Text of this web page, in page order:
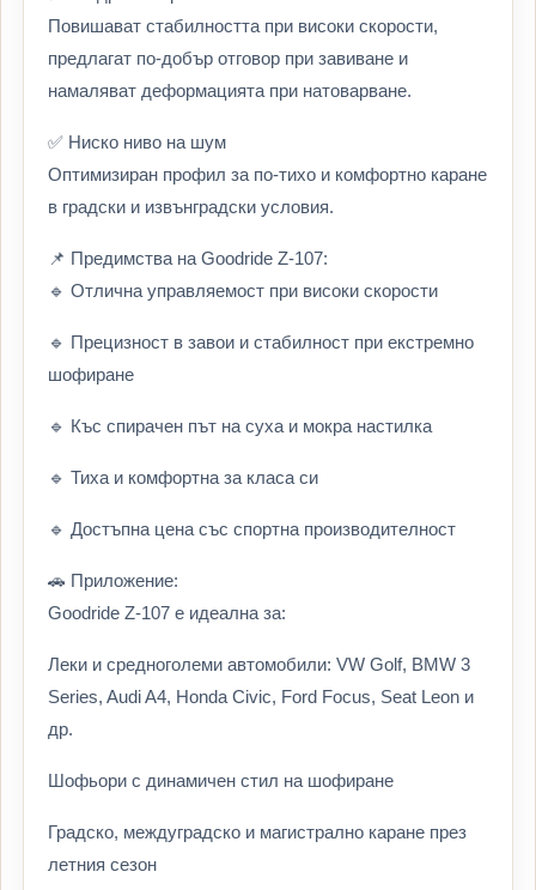
Повишават стабилността при високи скорости,
предлагат по-добър отговор при завиване и
намаляват деформацията при натоварване.
✅ Ниско ниво на шум
Оптимизиран профил за по-тихо и комфортно каране
в градски и извънградски условия.
📌 Предимства на Goodride Z-107:
🔹 Отлична управляемост при високи скорости
🔹 Прецизност в завои и стабилност при екстремно
шофиране
🔹 Къс спирачен път на суха и мокра настилка
🔹 Тиха и комфортна за класа си
🔹 Достъпна цена със спортна производителност
🚗 Приложение:
Goodride Z-107 е идеална за:
Леки и средноголеми автомобили: VW Golf, BMW 3
Series, Audi A4, Honda Civic, Ford Focus, Seat Leon и
др.
Шофьори с динамичен стил на шофиране
Градско, междуградско и магистрално каране през
летния сезон